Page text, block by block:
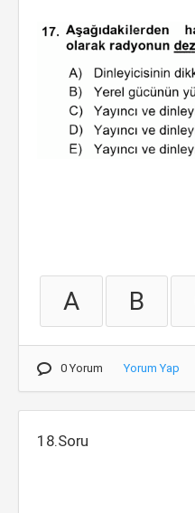
A B
0 Yorum Yorum Yap
18.Soru